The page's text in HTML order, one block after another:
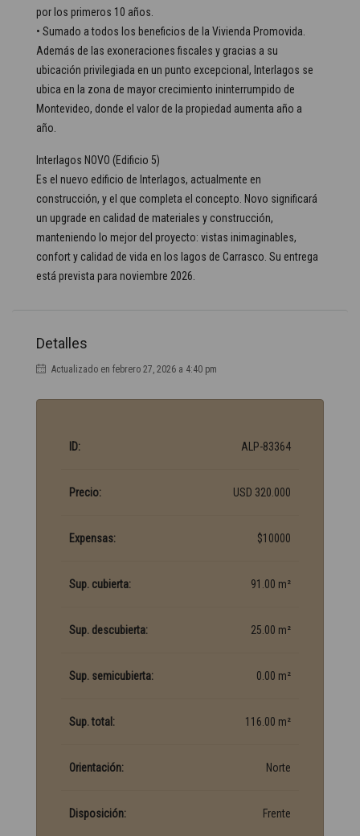
por los primeros 10 años.
• Sumado a todos los beneficios de la Vivienda Promovida.
Además de las exoneraciones fiscales y gracias a su
ubicación privilegiada en un punto excepcional, Interlagos se
ubica en la zona de mayor crecimiento ininterrumpido de
Montevideo, donde el valor de la propiedad aumenta año a
año.
Interlagos NOVO (Edificio 5)
Es el nuevo edificio de Interlagos, actualmente en
construcción, y el que completa el concepto. Novo significará
un upgrade en calidad de materiales y construcción,
manteniendo lo mejor del proyecto: vistas inimaginables,
confort y calidad de vida en los lagos de Carrasco. Su entrega
está prevista para noviembre 2026.
Detalles
Actualizado en febrero 27, 2026 a 4:40 pm
ID: ALP-83364
Precio: USD 320.000
Expensas: $10000
Sup. cubierta: 91.00 m²
Sup. descubierta: 25.00 m²
Sup. semicubierta: 0.00 m²
Sup. total: 116.00 m²
Orientación: Norte
Disposición: Frente